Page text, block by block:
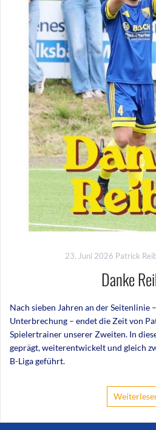
23. Juni 2026 Patrick
Danke
Nach sieben Jahren an der Seitenlinie
Unterbrechung – endet die Zeit von
Spielertrainer unserer Zweiten. In
geprägt, weiterentwickelt und gleich
B-Liga geführt.